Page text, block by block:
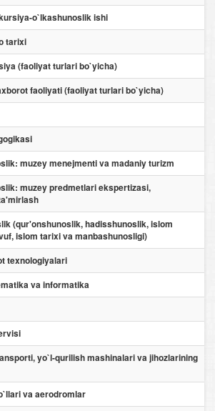
o`lkashunoslik ishi
tarixi
(faoliyat turlari bo`yicha)
faoliyati (faoliyat turlari bo`yicha)
muzey menejmenti va madaniy turizm
muzey predmetlari ekspertizasi,
(qur'onshunoslik, hadisshunoslik, islom
islom tarixi va manbashunosligi)
texnologiyalari
va informatika
yo`l-qurilish mashinalari va jihozlarining
va aerodromlar